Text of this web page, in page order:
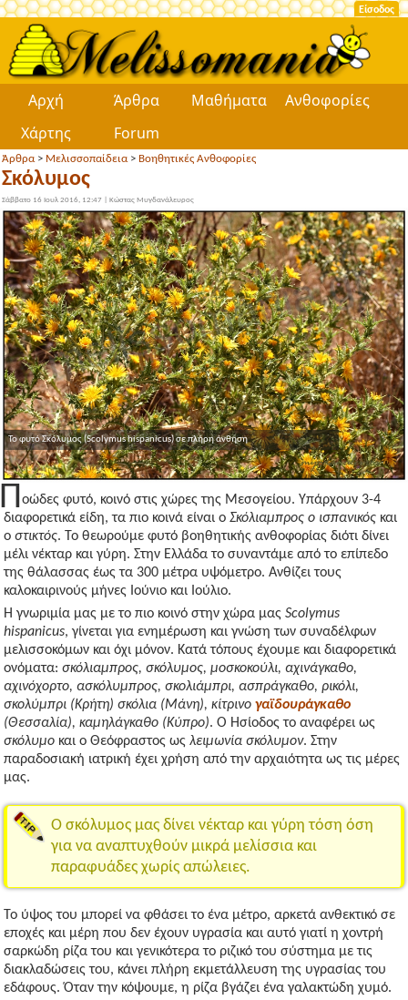
Είσοδος
Αρχή Άρθρα Μαθήματα
Ανθοφορίες
Χάρτης
Forum
Άρθρα> Μελισσοπαίδεια> Βοηθητικές Ανθοφορίες
Σκόλυμος
Σάββατο 16 Ιουλ 2016, 12:47 | Κώστας Μυγδανάλευρος
Το φυτό Σκόλυμος (Scolymus hispanicus) σε πλήρη άνθηση
Ποώδες φυτό, κοινό στις χώρες της Μεσογείου. Υπάρχουν 3-4
διαφορετικά είδη, τα πιο κοινά είναι ο Σκόλιαμπρος ο ισπανικός και
ο στικτός. Το θεωρούμε φυτό βοηθητικής ανθοφορίας διότι δίνει
μέλι νέκταρ και γύρη. Στην Ελλάδα το συναντάμε από το επίπεδο
της θάλασσας έως τα 300 μέτρα υψόμετρο. Ανθίζει τους
καλοκαιρινούς μήνες Ιούνιο και Ιούλιο.
Η γνωριμία μας με το πιο κοινό στην χώρα μας Scolymus
hispanicus, γίνεται για ενημέρωση και γνώση των συναδέλφων
μελισσοκόμων και όχι μόνον. Κατά τόπους έχουμε και διαφορετικά
ονόματα: σκόλιαμπρος, σκόλυμος, μοσκοκούλι, αχινάγκαθο,
αχινόχορτο, ασκόλυμπρος, σκολιάμπρι, ασπράγκαθο, ρικόλι,
σκολύμπρι (Κρήτη) σκόλια (Μάνη), κίτρινο γαϊδουράγκαθο
(Θεσσαλία), καμηλάγκαθο (Κύπρο). Ο Ησίοδος το αναφέρει ως
σκόλυμο και ο Θεόφραστος ως λειμωνία σκόλυμον. Στην
παραδοσιακή ιατρική έχει χρήση από την αρχαιότητα ως τις μέρες
μας.
Ο σκόλυμος μας δίνει νέκταρ και γύρη τόση όση
για να αναπτυχθούν μικρά μελίσσια και
παραφυάδες χωρίς απώλειες.
Το ύψος του μπορεί να φθάσει το ένα μέτρο, αρκετά ανθεκτικό σε
εποχές και μέρη που δεν έχουν υγρασία και αυτό γιατί η χοντρή
σαρκώδη ρίζα του και γενικότερα το ριζικό του σύστημα με τις
διακλαδώσεις του, κάνει πλήρη εκμετάλλευση της υγρασίας του
εδάφους. Όταν την κόψουμε, η ρίζα βγάζει ένα γαλακτώδη χυμό.